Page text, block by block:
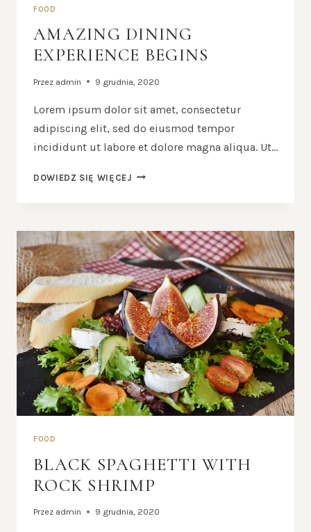
FOOD
AMAZING DINING
EXPERIENCE BEGINS
Przez admin 9 grudnia, 2020
Lorem ipsum dolor sit amet, consectetur
adipiscing elit, sed do eiusmod tempor
incididunt ut labore et dolore magna aliqua. Ut…
DOWIEDZ SIĘ WIĘCEJ AMAZING
FOOD
BLACK SPAGHETTI WITH
ROCK SHRIMP
Przez admin 9 grudnia, 2020